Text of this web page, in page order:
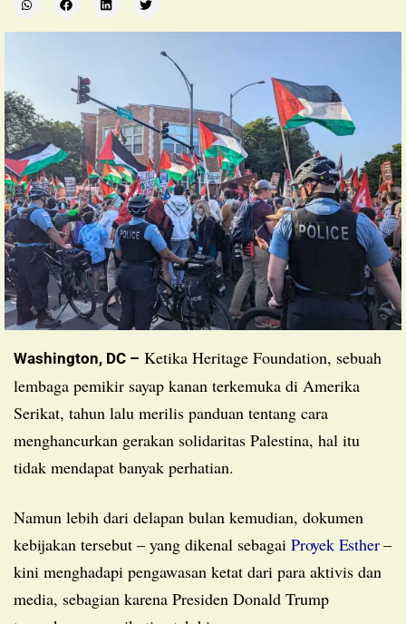
Washington, DC – Ketika Heritage Foundation, sebuah
lembaga pemikir sayap kanan terkemuka di Amerika
Serikat, tahun lalu merilis panduan tentang cara
menghancurkan gerakan solidaritas Palestina, hal itu
tidak mendapat banyak perhatian.
Namun lebih dari delapan bulan kemudian, dokumen
kebijakan tersebut – yang dikenal sebagai Proyek Esther–
kini menghadapi pengawasan ketat dari para aktivis dan
media, sebagian karena Presiden Donald Trump